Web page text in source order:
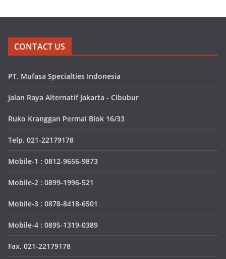
CONTACT US
PT. Mufasa Specialties Indonesia
Jalan Raya Alternatif Jakarta - Cibubur
Ruko Kranggan Permai Blok 16/33
Telp. 021-22179178
Mobile-1 : 0812-9656-9873
Mobile-2 : 0899-1996-521
Mobile-3 : 0878-8418-6501
Mobile-4 : 0895-1319-0389
Fax. 021-22179178